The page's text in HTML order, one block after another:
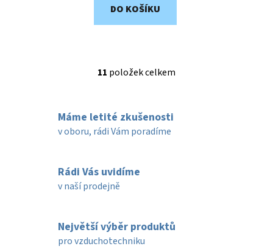
DO KOŠÍKU
O
á
d
í
k
y
11 položek celkem
Máme letité zkušenosti
v oboru, rádi Vám poradíme
Rádi Vás uvidíme
v naší prodejně
Největší výběr produktů
pro vzduchotechniku